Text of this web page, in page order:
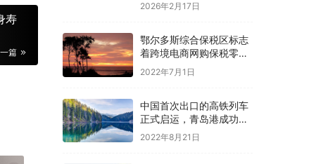
寿
篇
2026年2月17日
鄂尔多斯综合保税区标志
着跨境电商网购保税零售
进口业务正式启动
2022年7月1日
中国首次出口的高铁列车
正式启运，青岛港成功装
车通过海运发往印尼
2022年8月21日